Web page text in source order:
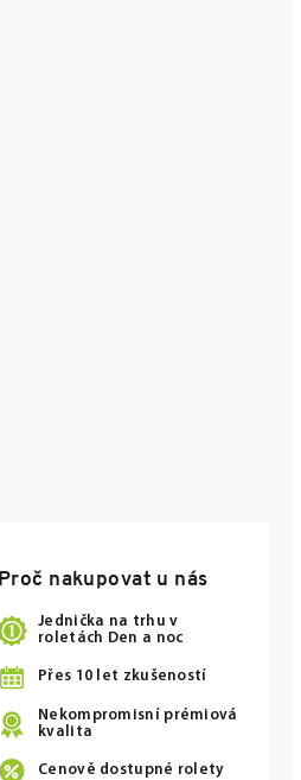
Proč nakupovat u nás
Jednička na trhu v
roletách Den a noc
Přes 10 let zkušeností
Nekompromisní prémiová
kvalita
Cenově dostupné rolety